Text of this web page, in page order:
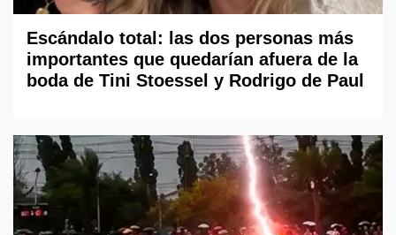
Escándalo total: las dos personas más
importantes que quedarían afuera de la
boda de Tini Stoessel y Rodrigo de Paul